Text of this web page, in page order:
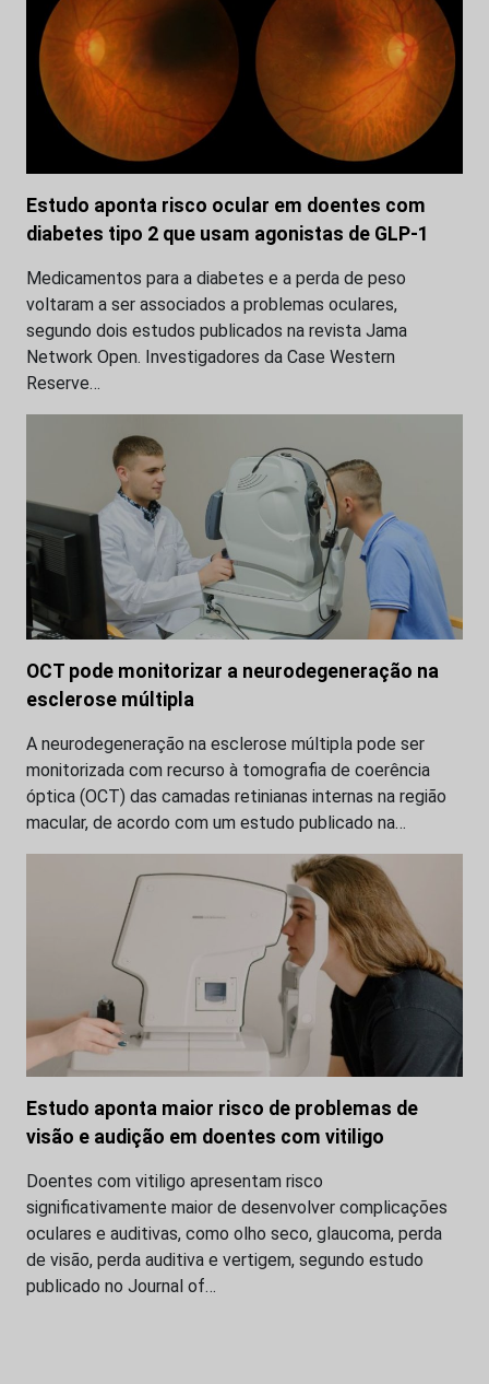
Estudo aponta risco ocular em doentes com
diabetes tipo 2 que usam agonistas de GLP-1
Medicamentos para a diabetes e a perda de peso
voltaram a ser associados a problemas oculares,
segundo dois estudos publicados na revista Jama
Network Open. Investigadores da Case Western
Reserve…
OCT pode monitorizar a neurodegeneração na
esclerose múltipla
A neurodegeneração na esclerose múltipla pode ser
monitorizada com recurso à tomografia de coerência
óptica (OCT) das camadas retinianas internas na região
macular, de acordo com um estudo publicado na…
Estudo aponta maior risco de problemas de
visão e audição em doentes com vitiligo
Doentes com vitiligo apresentam risco
significativamente maior de desenvolver complicações
oculares e auditivas, como olho seco, glaucoma, perda
de visão, perda auditiva e vertigem, segundo estudo
publicado no Journal of…